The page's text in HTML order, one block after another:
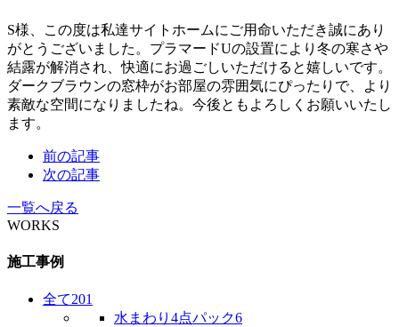
S様、この度は私達サイトホームにご用命いただき誠にあり
がとうございました。プラマードUの設置により冬の寒さや
結露が解消され、快適にお過ごしいただけると嬉しいです。
ダークブラウンの窓枠がお部屋の雰囲気にぴったりで、より
素敵な空間になりましたね。今後ともよろしくお願いいたし
ます。
前の記事
次の記事
一覧へ戻る
WORKS
施工事例
全て201
水まわり4点パック6